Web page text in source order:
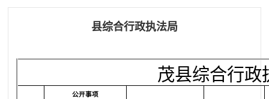
县综合行政执法局
茂县综合行政
公开事项